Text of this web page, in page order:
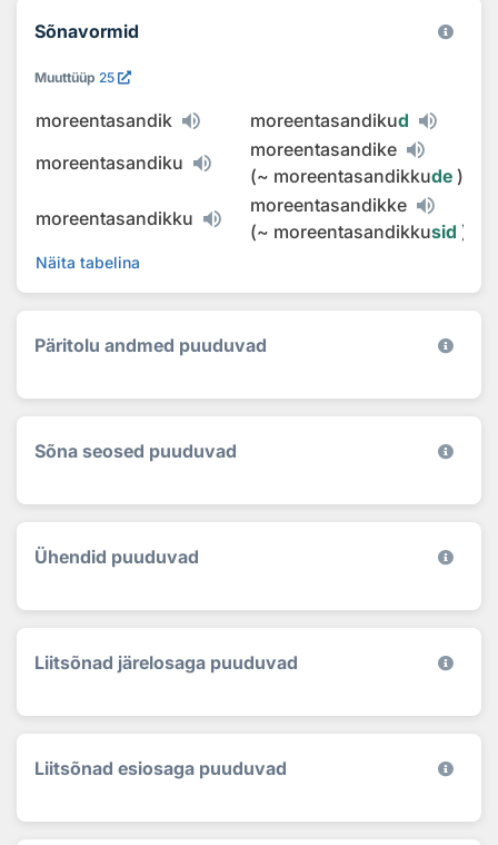
Sõnavormid
Muuttüüp 25
moreentasandik moreentasandikud
moreentasandiku
moreentasandike
(~ moreentasandikkude )
moreentasandikku
moreentasandikke
(~ moreentasandikkusid )
Näita tabelina
Päritolu andmed puuduvad
Sõna seosed puuduvad
Ühendid puuduvad
Liitsõnad järelosaga puuduvad
Liitsõnad esiosaga puuduvad